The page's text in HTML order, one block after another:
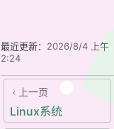
最近更新： 2026/8/4 上午
2:24
上一页
Linux系统